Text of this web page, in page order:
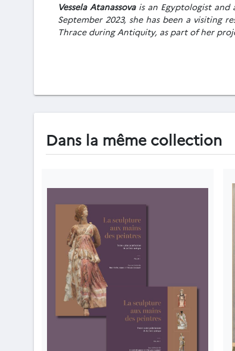
Vessela Atanassovais an Egyptologist and
September 2023, she has been a visiting
Thrace during Antiquity, as part of her
Dans la même collection